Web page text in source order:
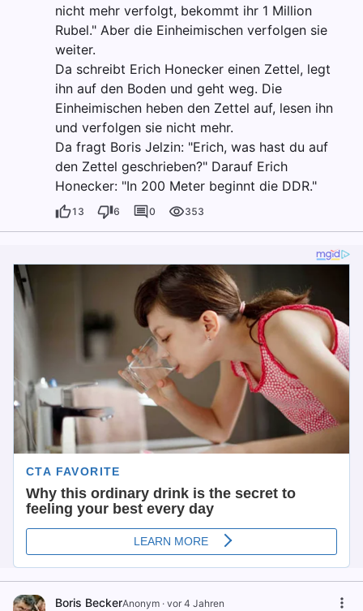
nicht mehr verfolgt, bekommt ihr 1 Million
Rubel." Aber die Einheimischen verfolgen sie
weiter.
Da schreibt Erich Honecker einen Zettel, legt
ihn auf den Boden und geht weg. Die
Einheimischen heben den Zettel auf, lesen ihn
und verfolgen sie nicht mehr.
Da fragt Boris Jelzin: "Erich, was hast du auf
den Zettel geschrieben?" Darauf Erich
Honecker: "In 200 Meter beginnt die DDR."
13 6 0 353
Boris BeckerAnonym · vor 4 Jahren